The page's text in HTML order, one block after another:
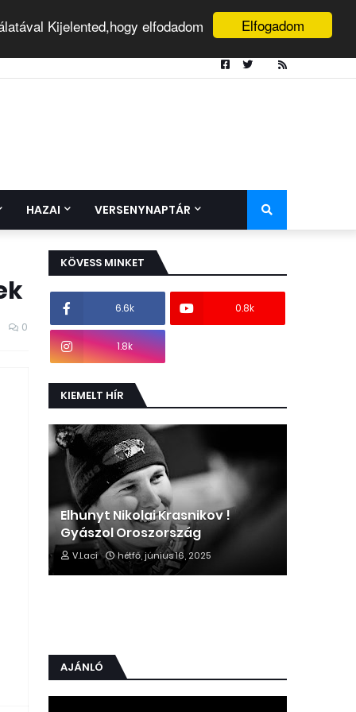
Elfogadom
Kijelented,hogy elfodadom
HAZAI VERSENYNAPTÁR
0
KÖVESS MINKET
6.6k 0.8k
1.8k
KIEMELT HÍR
Elhunyt Nikolai Krasnikov !
Gyászol Oroszország
V.Laci hétfő, június 16, 2025
AJÁNLÓ